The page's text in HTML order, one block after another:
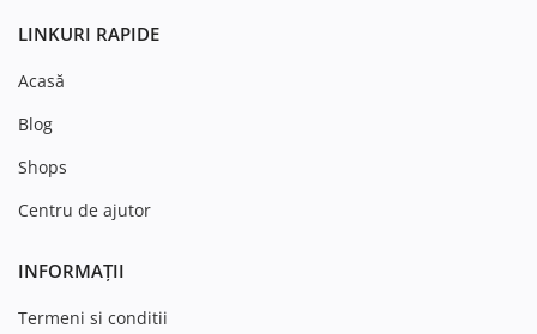
LINKURI RAPIDE
Acasă
Blog
Shops
Centru de ajutor
INFORMAȚII
Termeni si conditii